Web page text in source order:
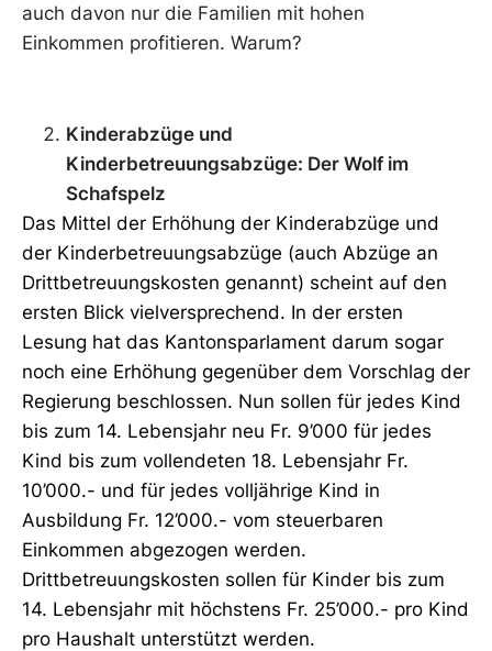
auch davon nur die Familien mit hohen
Einkommen profitieren. Warum?
Kinderabzüge und
Kinderbetreuungsabzüge: Der Wolf im
Schafspelz
Das Mittel der Erhöhung der Kinderabzüge und
der Kinderbetreuungsabzüge (auch Abzüge an
Drittbetreuungskosten genannt) scheint auf den
ersten Blick vielversprechend. In der ersten
Lesung hat das Kantonsparlament darum sogar
noch eine Erhöhung gegenüber dem Vorschlag der
Regierung beschlossen. Nun sollen für jedes Kind
bis zum 14. Lebensjahr neu Fr. 9’000 für jedes
Kind bis zum vollendeten 18. Lebensjahr Fr.
10’000.- und für jedes volljährige Kind in
Ausbildung Fr. 12’000.- vom steuerbaren
Einkommen abgezogen werden.
Drittbetreuungskosten sollen für Kinder bis zum
14. Lebensjahr mit höchstens Fr. 25’000.- pro Kind
pro Haushalt unterstützt werden.